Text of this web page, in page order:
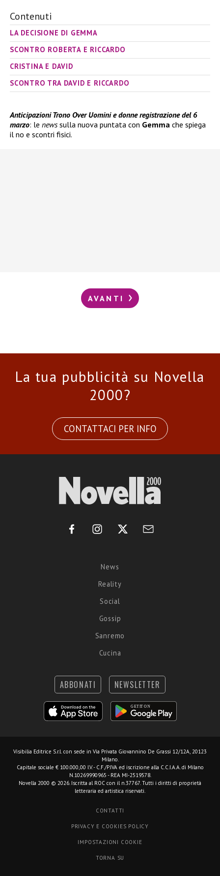
Contenuti
LA DECISIONE DI GEMMA
SCONTRO ROBERTA E RICCARDO
CRISTINA E DAVID
SCONTRO TRA DAVID E RICCARDO
Anticipazioni Trono Over Uomini e donne registrazione del 6
marzo: le newssulla nuova puntata con Gemma che spiega
il no e scontri fisici.
AVANTI
La tua pubblicità su Novella
2000?
CONTATTACI PER INFO
News
Reality
Social
Gossip
Sanremo
Cucina
ABBONATI NEWSLETTER
Visibilia Editrice S.r.l. con sede in Via Privata Giovannino De Grassi 12/12A, 20123
Milano.
Capitale sociale € 100.000,00 I.V. - C.F./P.IVA ed iscrizione alla C.C.I.A.A. di Milano
N.10269990965 - REA MI-2519578.
Novella 2000 © 2026. Iscritta al ROC con il n.37767. Tutti i diritti di proprietà
letteraria ed artistica riservati.
CONTATTI
PRIVACY E COOKIES POLICY
IMPOSTAZIONI COOKIE
TORNA SU